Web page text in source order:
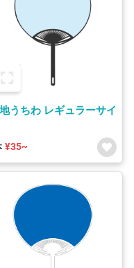
うちわ レギュラーサイ
¥35~